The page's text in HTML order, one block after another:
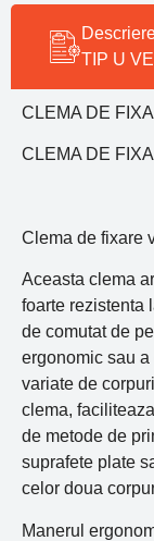
TIP U
CLEMA DE
CLEMA DE
Clema de fixare
Aceasta clema
foarte rezistenta
de comutat de
ergonomic sau
variate de
clema,
de metode de
suprafete plate
celor doua
Manerul